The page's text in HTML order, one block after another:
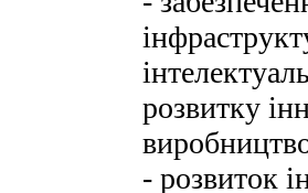
розвитку
- розвиток